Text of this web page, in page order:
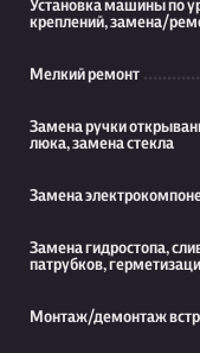
Установка машины по
креплений, замена/
Мелкий ремонт
Замена ручки
люка, замена стекла
Замена
Замена гидростопа,
патрубков,
Монтаж/демонтаж